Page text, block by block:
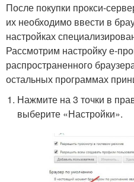
После покупки прокси-
их необходимо ввести в
настройках
Рассмотрим настройку е-
распространенного
остальных программах
Нажмите на 3 точки в
выберите «Настройки».